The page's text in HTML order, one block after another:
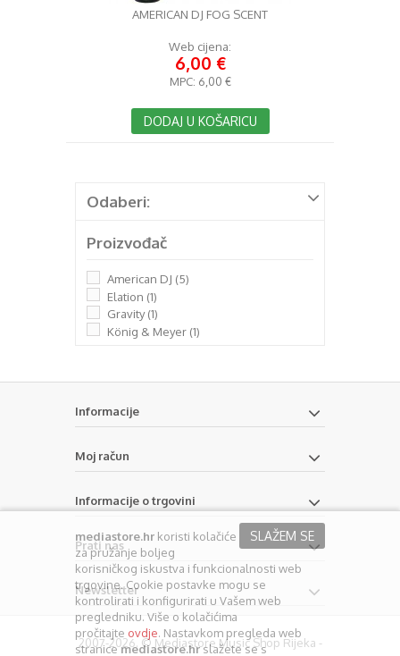
AMERICAN DJ FOG SCENT
Web cijena:
6,00 €
MPC: 6,00 €
DODAJ U KOŠARICU
Odaberi:
Proizvođač
American DJ (5)
Elation (1)
Gravity(1)
König & Meyer (1)
Informacije
Moj račun
Informacije o trgovini
Prati nas
Newsletter
2007-2026. © Mediastore Music Shop Rijeka -
SLAŽEM SE
mediastore.hr koristi kolačiće
za pružanje boljeg
korisničkog iskustva i funkcionalnosti web
trgovine. Cookie postavke mogu se
kontrolirati i konfigurirati u Vašem web
pregledniku. Više o kolačićima
pročitajte ovdje. Nastavkom pregleda web
stranicemediastore.hrslažete se s